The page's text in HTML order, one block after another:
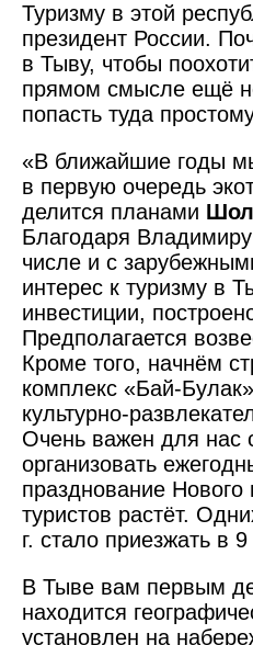
Туризму в этой
президент России.
в Тыву, чтобы
прямом смысле ещё
попасть туда
«В ближайшие годы
в первую очередь
делится планами
Благодаря
числе и с
интерес к туризму в
инвестиции,
Предполагается
Кроме того, начнём
комплекс «Бай-
культурно-
Очень важен для нас
организовать
празднование
туристов растёт.
г. стало приезжать в
В Тыве вам первым
находится
установлен на